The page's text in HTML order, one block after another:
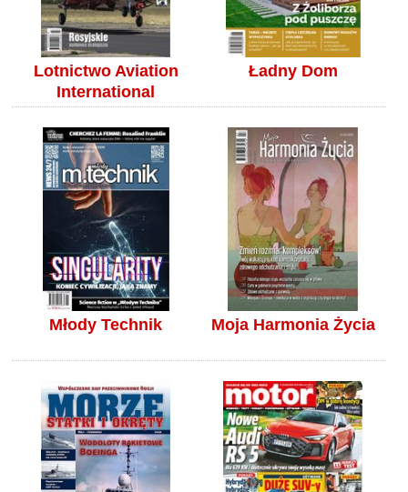
Lotnictwo Aviation
International
Ładny Dom
Młody Technik Moja Harmonia Życia